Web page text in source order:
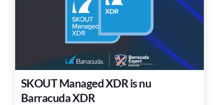
SKOUT Managed XDR is nu
Barracuda XDR